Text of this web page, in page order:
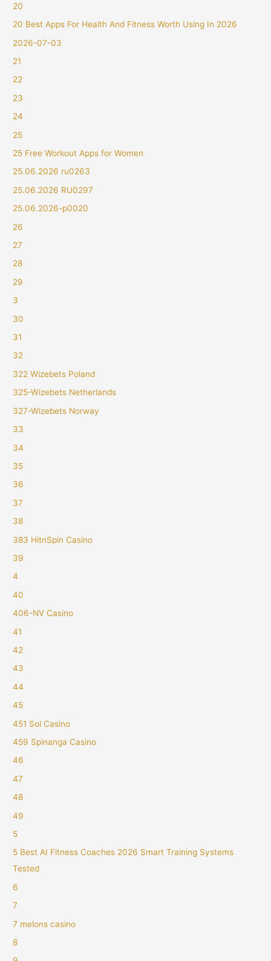
20
20 Best Apps For Health And Fitness Worth Using In 2026
2026-07-03
21
22
23
24
25
25 Free Workout Apps for Women
25.06.2026 ru0263
25.06.2026 RU0297
25.06.2026-p0020
26
27
28
29
3
30
31
32
322 Wizebets Poland
325-Wizebets Netherlands
327-Wizebets Norway
33
34
35
36
37
38
383 HitnSpin Casino
39
4
40
406-NV Casino
41
42
43
44
45
451 Sol Casino
459 Spinanga Casino
46
47
48
49
5
5 Best AI Fitness Coaches 2026 Smart Training Systems
Tested
6
7
7 melons casino
8